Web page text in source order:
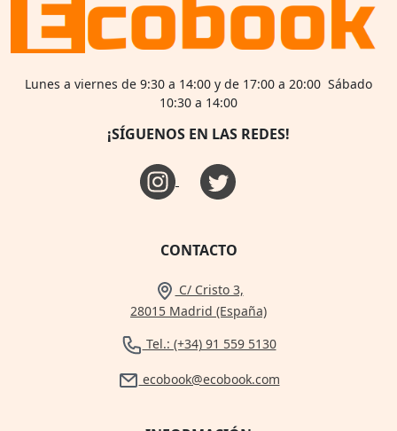
Lunes a viernes de 9:30 a 14:00 y de 17:00 a 20:00 Sábado
10:30 a 14:00
¡SÍGUENOS EN LAS REDES!
CONTACTO
C/ Cristo 3,
28015 Madrid (España)
Tel.: (+34) 91 559 5130
ecobook@ecobook.com